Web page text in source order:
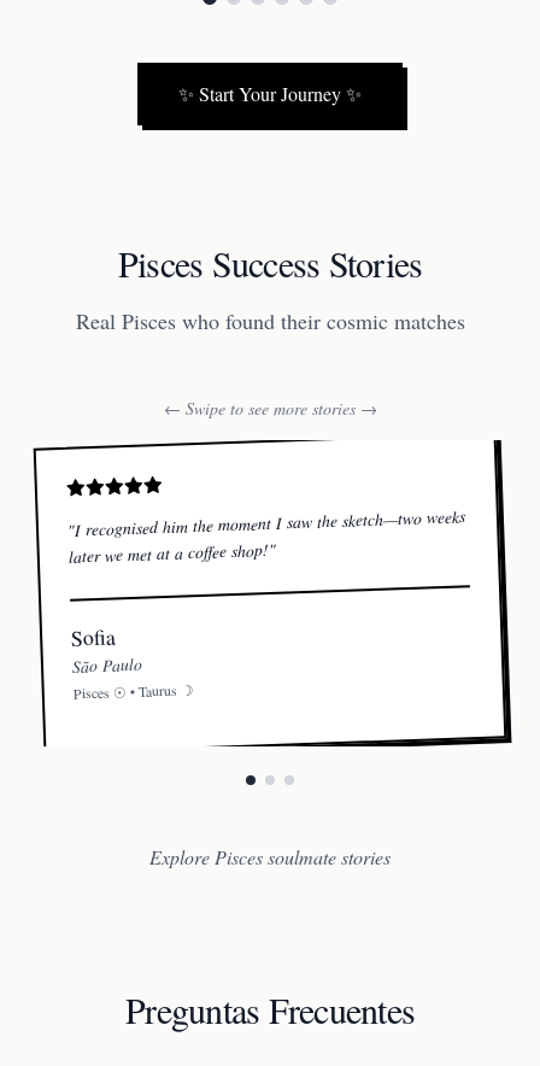
✨ Start Your Journey✨
Pisces Success Stories
Real Pisces who found their cosmic matches
← Swipe to see more stories →
"I recognised him the moment I saw the sketch—two weeks
later we met at a coffee shop!"
Sofia
São Paulo
Pisces ☉ •Taurus ☽
Explore Pisces soulmate stories
Preguntas Frecuentes